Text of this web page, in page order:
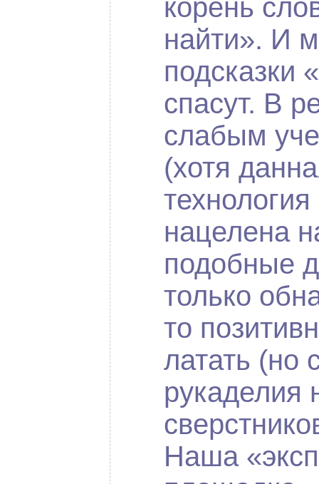
корень
найти». И
подсказки
спасут. В
слабым
(хотя
нацелена
подобные
только
то
латать
рукаделия
Наша